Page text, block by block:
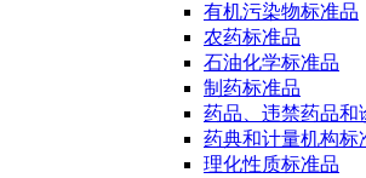
有机污染物标准品
农药标准品
石油化学标准品
制药标准品
药品、违禁药品和
药典和计量机构标
理化性质标准品